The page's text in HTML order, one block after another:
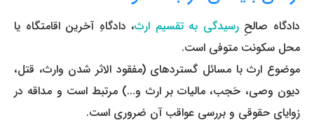
دادگاه صالحِرسیدگی به تقسیم ارث، دادگاهِ آخرین اقامتگاه یا
محل سکونت متوفی است.
موضوع ارث با مسائل گسترده­ای (مفقود ­الاثر شدن وارث، قتل،
دیون وصی، حَجب، مالیات بر ارث و...) مرتبط است و مداقه در
زوایای حقوقی و بررسی عواقب آن ضروری است.